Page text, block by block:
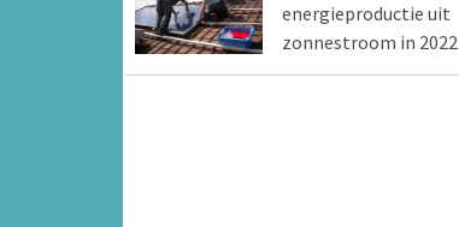
energieproductie uit
zonnestroom in 2022